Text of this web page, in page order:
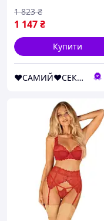
1 147₴
1 823 ₴
Купити
❤️САМИЙ❤️СЕКСУАЛЬНИЙ❤️МАГАЗИН❤️